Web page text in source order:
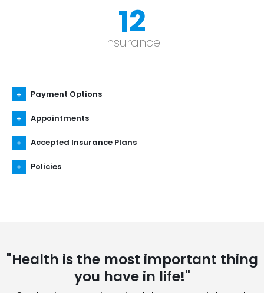
13
Insurance
Payment Options
Appointments
Accepted Insurance Plans
Policies
"Health is the most important thing
you have in life!"